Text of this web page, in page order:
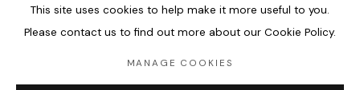
Accueil
Expositions
This site uses cookies to help make it more useful to you.
Please contact us to find out more about our Cookie Policy.
MANAGE COOKIES